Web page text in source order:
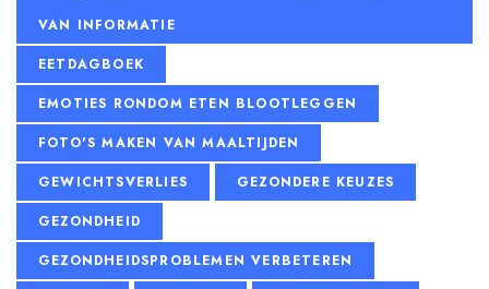
VAN INFORMATIE
EETDAGBOEK
EMOTIES RONDOM ETEN BLOOTLEGGEN
FOTO'S MAKEN VAN MAALTIJDEN
GEWICHTSVERLIES
GEZONDERE KEUZES
GEZONDHEID
GEZONDHEIDSPROBLEMEN VERBETEREN